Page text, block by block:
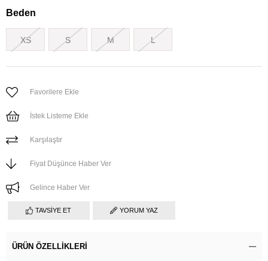
Beden
XS S M L
Favorilere Ekle
İstek Listeme Ekle
Karşılaştır
Fiyat Düşünce Haber Ver
Gelince Haber Ver
TAVSIYE ET YORUM YAZ
ÜRÜN ÖZELLIKLERI